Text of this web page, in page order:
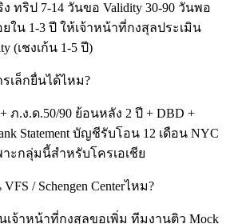
ทริป 7-14 วันขอ Validity 30-90 วันพอ
ใน 1-3 ปี ให้เจ้าหน้าที่กงสุลประเมิน
(เชงเก้น 1-5 ปี)
เล็กยื่นได้ไหม?
ภ.ง.ด.50/90 ย้อนหลัง 2 ปี + DBD +
Statement บัญชีรับโอน 12 เดือน NYC
าะกลุ่มนี้สำหรับโครเอเชีย
/ Schengen Centerไหม?
เจ้าหน้าที่กงสุลขอเพิ่ม ทีมงานติว Mock